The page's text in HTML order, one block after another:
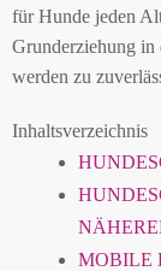
für Hunde jeden
Grunderziehung in
werden zu
Inhaltsverzeichnis
MOBILE